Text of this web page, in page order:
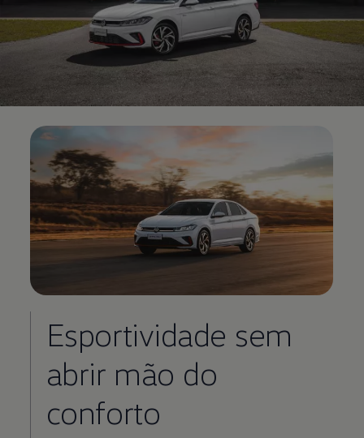
Esportividade sem
abrir mão do
conforto